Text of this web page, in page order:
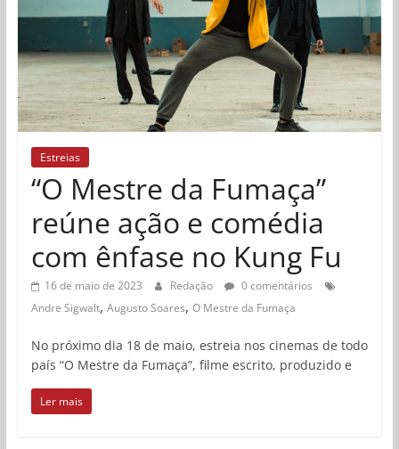
Estreias
“O Mestre da Fumaça”
reúne ação e comédia
com ênfase no Kung Fu
16 de maio de 2023 Redação
0 comentários
Andre Sigwalt, Augusto Soares, O Mestre da Fumaça
No próximo dia 18 de maio, estreia nos cinemas de todo
país “O Mestre da Fumaça”, filme escrito, produzido e
Ler mais